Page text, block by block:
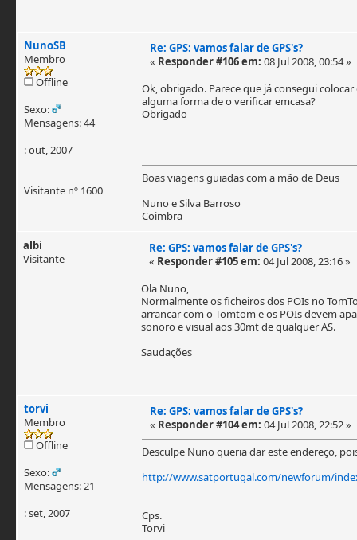
NunoSB
Membro
Offline
Sexo:
Mensagens: 44
: out, 2007
Visitante nº 1600
Re: GPS: vamos falar de GPS's?
« Responder #106 em: 08 Jul 2008, 00:54 »
Ok, obrigado. Parece que já consegui
alguma forma de o verificar emcasa?
Obrigado
Boas viagens guiadas com a mão de Deus
Nuno e Silva Barroso
Coimbra
albi
Visitante
Re: GPS: vamos falar de GPS's?
« Responder #105 em: 04 Jul 2008, 23:16 »
Ola Nuno,
Normalmente os ficheiros dos POIs no
arrancar com o Tomtom e os POIs devem
sonoro e visual aos 30mt de qualquer AS.
Saudações
torvi
Membro
Offline
Sexo:
Mensagens: 21
: set, 2007
Re: GPS: vamos falar de GPS's?
« Responder #104 em: 04 Jul 2008, 22:52 »
Desculpe Nuno queria dar este endereço,
http://www.satportugal.com/newforum/
Cps.
Torvi